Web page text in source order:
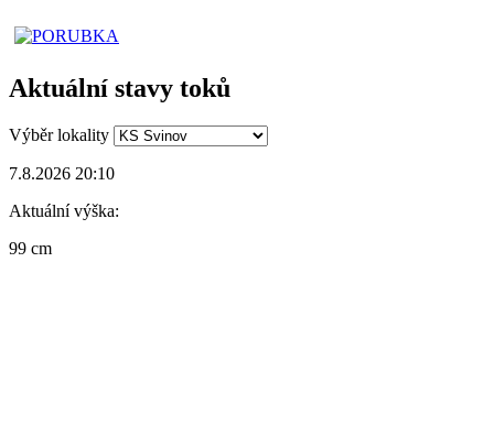
Aktuální stavy toků
Výběr lokality
7.8.2026 20:10
Aktuální výška:
99 cm